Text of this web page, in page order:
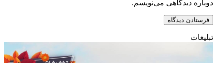
دوباره دیدگاهی می‌نویسم.
تبلیغات